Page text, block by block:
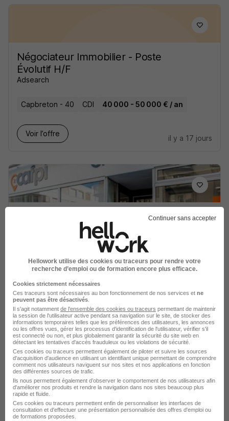
Négociateur Immobilier - Poste
Évolutif H/F
Adsearch
Capbreton - 40 CDI 40 000 - 50 000 € / an
Voir l’offre
il y a 17 jours
Courtier Mandataire en Prêts
Immobiliers Bénesse-Maremne 40
Travail de jour
Voir l’offre
il y a 20 jours
Agent Commercial en Immobilier H/F
Nestenn
Continuer sans accepter
Hellowork utilise des cookies ou traceurs pour rendre votre
recherche d’emploi ou de formation encore plus efficace.
Cookies strictement nécessaires
Ces traceurs sont nécessaires au bon fonctionnement de nos services et ne
peuvent pas être désactivés
Il s'agit notamment de l'ensemble des cookies ou traceurs permettant de maintenir
la session de l'utilisateur active pendant sa navigation sur le site, de stocker des
informations temporaires telles que les préférences des utilisateurs, les annonces
ou les offres vues, gérer les processus d'identification de l'utilisateur, vérifier s'il
est connecté ou non, et plus globalement garantir la sécurité du site web en
détectant les tentatives d'accès frauduleux ou les violations de sécurité.
Ces cookies ou traceurs permettent également de piloter et suivre les sources
d'acquisition d'audience en utilisant un identifiant unique permettant de comprendre
comment nos utilisateurs naviguent sur nos sites et nos applications en fonction
des différentes sources de trafic.
Ils nous permettent également d’observer le comportement de nos utilisateurs afin
d'améliorer nos produits et rendre la navigation dans nos sites beaucoup plus
rapide et fluide.
Ces cookies ou traceurs permettent enfin de personnaliser les interfaces de
consultation et d'effectuer une présentation personnalisée des offres d'emploi ou
de formations proposées.